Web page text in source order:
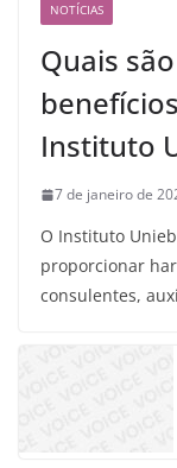
NOTÍCIAS
Quais
Instituto
7 de janeiro de
O Instituto
proporcionar
consulentes,